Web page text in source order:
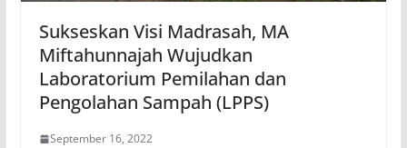
Sukseskan Visi Madrasah, MA
Miftahunnajah Wujudkan
Laboratorium Pemilahan dan
Pengolahan Sampah (LPPS)
September 16, 2022